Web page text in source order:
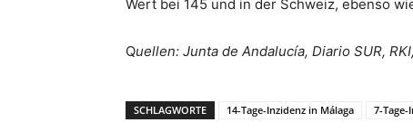
Wert bei 145 und in der Schweiz, ebenso
Quellen: Junta de Andalucía, Diario SUR,
SCHLAGWORTE 14-Tage-Inzidenz in Málaga 7-Tage-